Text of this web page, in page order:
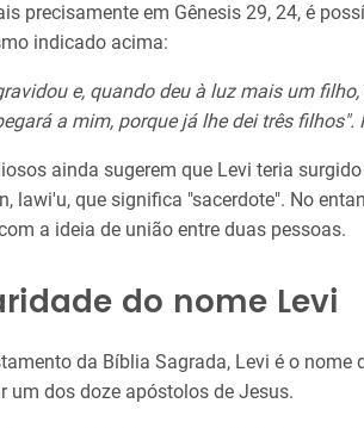
precisamente em Gênesis 29, 24, é
indicado acima:
e, quando deu à luz mais um
a mim, porque já lhe dei três filhos".
ainda sugerem que Levi teria
lawi'u, que significa "sacerdote". No
a ideia de união entre duas pessoas.
do nome Levi
da Bíblia Sagrada, Levi é o nome
um dos doze apóstolos de Jesus.